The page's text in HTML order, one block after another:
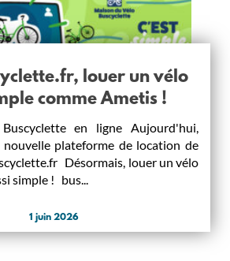
louer un vélo
comme Ametis !
en ligne Aujourd'hui,
plateforme de location de
Désormais, louer un vélo
simple ! bus...
1 juin 2026